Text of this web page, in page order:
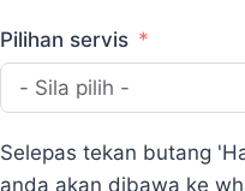
Pilihan servis
Selepas tekan butang
anda akan dibawa ke